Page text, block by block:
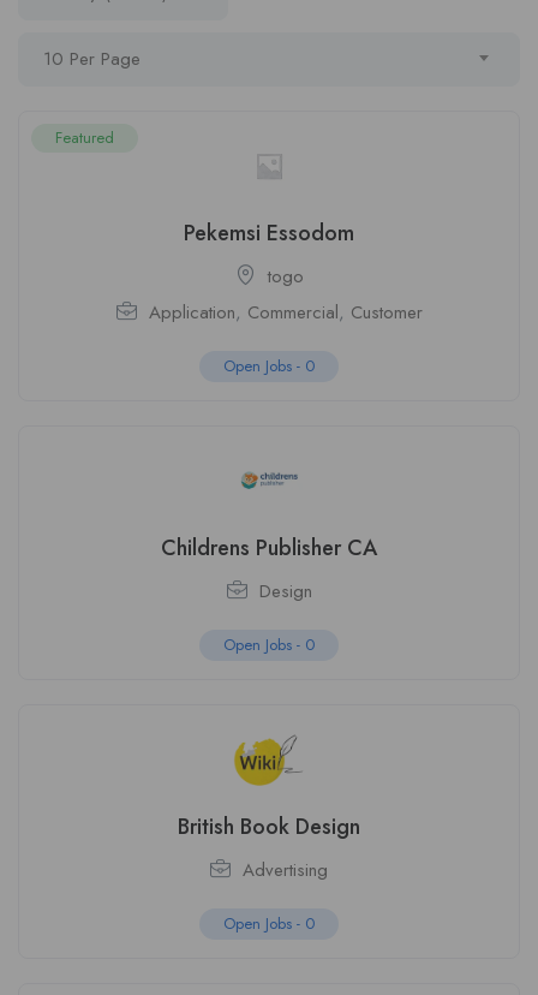
10 Per Page
Featured
Pekemsi Essodom
togo
Application, Commercial, Customer
Open Jobs - 0
Childrens Publisher CA
Design
Open Jobs - 0
British Book Design
Advertising
Open Jobs - 0